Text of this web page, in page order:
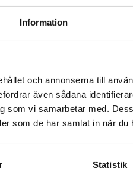
Information
och annonserna till
även sådana
som vi samarbetar med.
som de har samlat in när du
Statistik
||